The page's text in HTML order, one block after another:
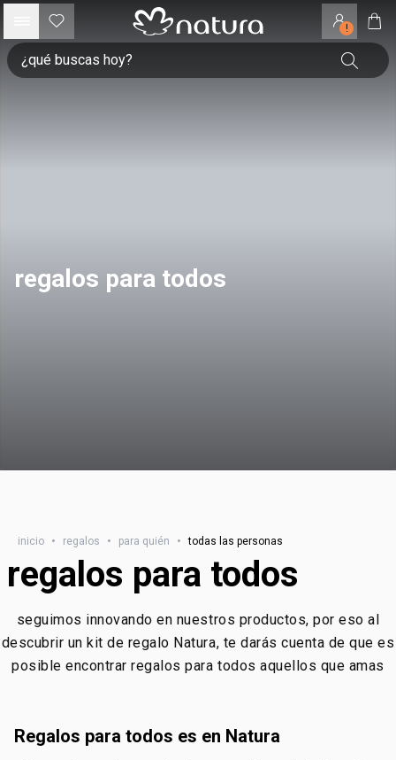
!
regalos para todos
inicio • regalos • para quién • todas las personas
regalos para todos
seguimos innovando en nuestros productos, por eso al
descubrir un kit de regalo Natura, te darás cuenta de que es
posible encontrar regalos para todos aquellos que amas
regalos para todos es en Natura